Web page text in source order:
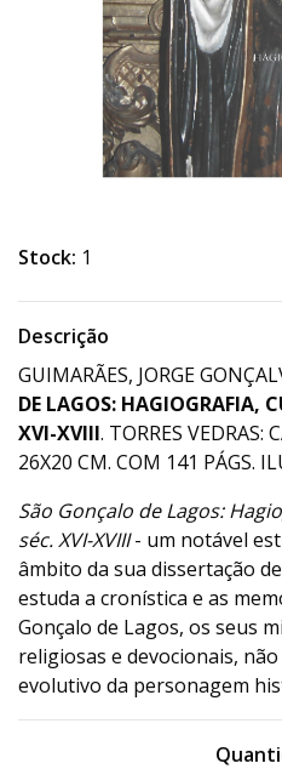
Stock: 1
Descrição
GUIMARÃES, JORGE
DE LAGOS: HAGIOGRAFIA,
XVI-XVIII. TORRES VEDRAS:
26X20 CM. COM 141 PÁGS.
São Gonçalo de Lagos:
séc. XVI-XVIII- um notável
âmbito da sua dissertação
estuda a cronística e as
Gonçalo de Lagos, os seus
religiosas e devocionais,
evolutivo da personagem